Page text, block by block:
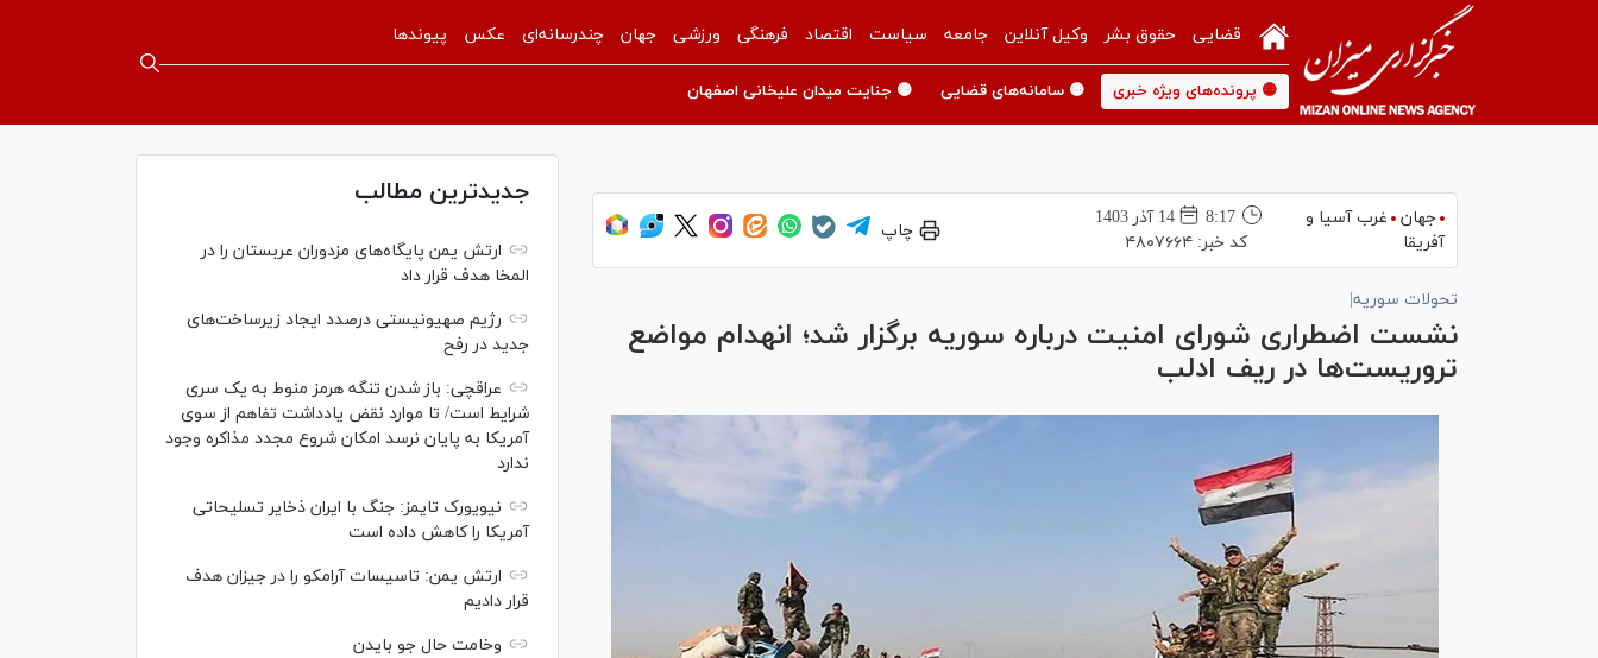
قضایی حقوق بشر وکیل آنلاین جامعه سیاست اقتصاد فرهنگی ورزشی جهان چندرسانه‌ای عکس پیوندها
🟡 پرونده‌های ویژه خبری 🟡 سامانه‌های قضایی 🟡 جنایت میدان علیخانی اصفهان
جهان
غرب آسیا و
آفریقا
8:17
14 آذر 1403
کد خبر:۴۸۰۷۶۶۴
چاپ
تحولات سوریه|
نشست اضطراری شورای امنیت درباره سوریه برگزار شد؛ انهدام مواضع
تروریست‌ها در ریف ادلب
جدیدترین مطالب
ارتش یمن پایگاه‌های مزدوران عربستان را در
المخا هدف قرار داد
رژیم صهیونیستی درصدد ایجاد زیرساخت‌های
جدید در رفح
عراقچی: باز شدن تنگه هرمز منوط به یک سری
شرایط است/ تا موارد نقض یادداشت تفاهم از سوی
آمریکا به پایان نرسد امکان شروع مجدد مذاکره وجود
ندارد
نیویورک تایمز: جنگ با ایران ذخایر تسلیحاتی
آمریکا را کاهش داده است
ارتش یمن: تاسیسات آرامکو را در جیزان هدف
قرار دادیم
وخامت حال جو بایدن